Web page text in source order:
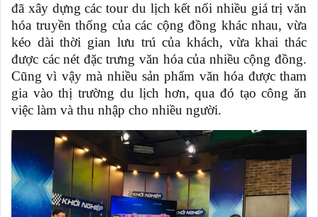
đã xây dựng các tour du lịch kết nối nhiều giá trị văn
hóa truyền thống của các cộng đồng khác nhau, vừa
kéo dài thời gian lưu trú của khách, vừa khai thác
được các nét đặc trưng văn hóa của nhiều cộng đồng.
Cũng vì vậy mà nhiều sản phẩm văn hóa được tham
gia vào thị trường du lịch hơn, qua đó tạo công ăn
việc làm và thu nhập cho nhiều người.